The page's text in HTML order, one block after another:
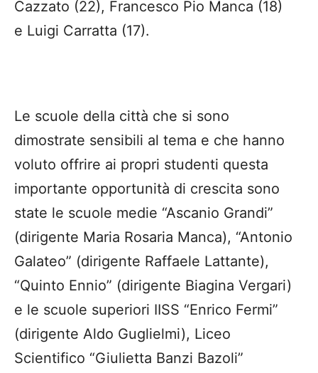
Cazzato (22), Francesco Pio Manca (18)
e Luigi Carratta (17).
Le scuole della città che si sono
dimostrate sensibili al tema e che hanno
voluto offrire ai propri studenti questa
importante opportunità di crescita sono
state le scuole medie “Ascanio Grandi”
(dirigente Maria Rosaria Manca), “Antonio
Galateo” (dirigente Raffaele Lattante),
“Quinto Ennio” (dirigente Biagina Vergari)
e le scuole superiori IISS “Enrico Fermi”
(dirigente Aldo Guglielmi), Liceo
Scientifico “Giulietta Banzi Bazoli”